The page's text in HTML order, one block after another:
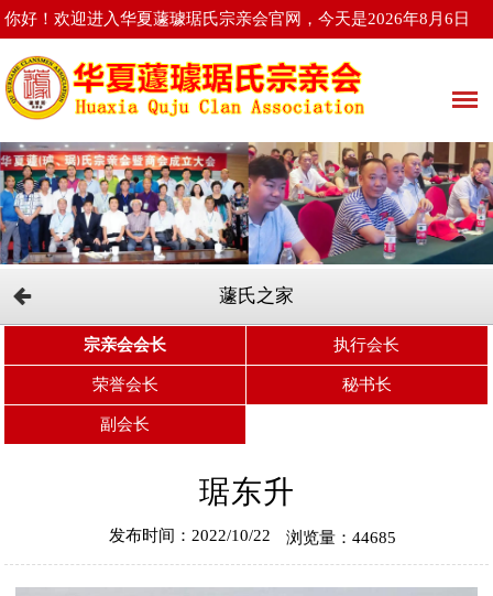
你好！欢迎进入华夏蘧璩琚氏宗亲会官网，今天是2026年8月6日
星期四
蘧氏之家
宗亲会会长 执行会长
荣誉会长 秘书长
副会长
琚东升
发布时间：2022/10/22 浏览量：44685